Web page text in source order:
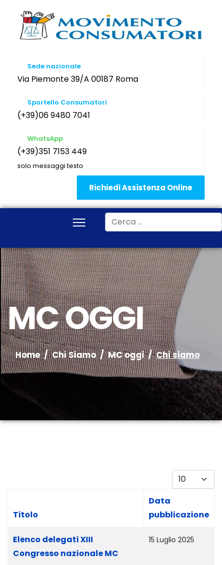
Sede nazionale
Via Piemonte 39/A 00187 Roma
Sportello Consumatori
(+39)06 9480 7041
WhatsApp
(+39)351 7153 449
solo messaggi testo
Richiedi Assistenza Online
Cerca
MC OGGI
Home Chi Siamo MC oggi Chi siamo
Visualizza #
Articoli
Titolo
Data
pubblicazione
Elenco delegati XIII
Congresso nazionale MC
15 Luglio 2025